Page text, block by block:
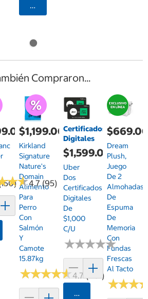
Agregar
Compraron...
★★
★★4.7 (95)
$1,199.00
Kirkland
Signature
Nature's
Domain
Alimento
Para
Perro
Con
Salmón
Y
Camote
15.87kg
★★★★★
★★★★★4.7 (1101)
Certificados
Digitales
$1,599.00
Uber
Dos
Certificados
Digitales
De
$1,000
C/u
★★★★★
★★★★★
Agregar
Dream
Plush,
Juego
De 2
Almohadas
De
Espuma
De
Memoria
Con
Fundas
Frescas
Al Tacto
★★★
★★★